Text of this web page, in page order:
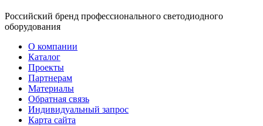
Российский бренд профессионального светодиодного
оборудования
О компании
Каталог
Проекты
Партнерам
Материалы
Обратная связь
Индивидуальный запрос
Карта сайта